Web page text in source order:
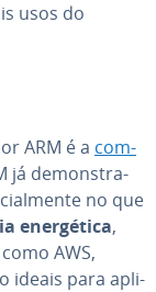
usos do
ARM é a com­
já de­mons­tra­
no que
ener­gé­tica,
AWS,
ideais para apli­